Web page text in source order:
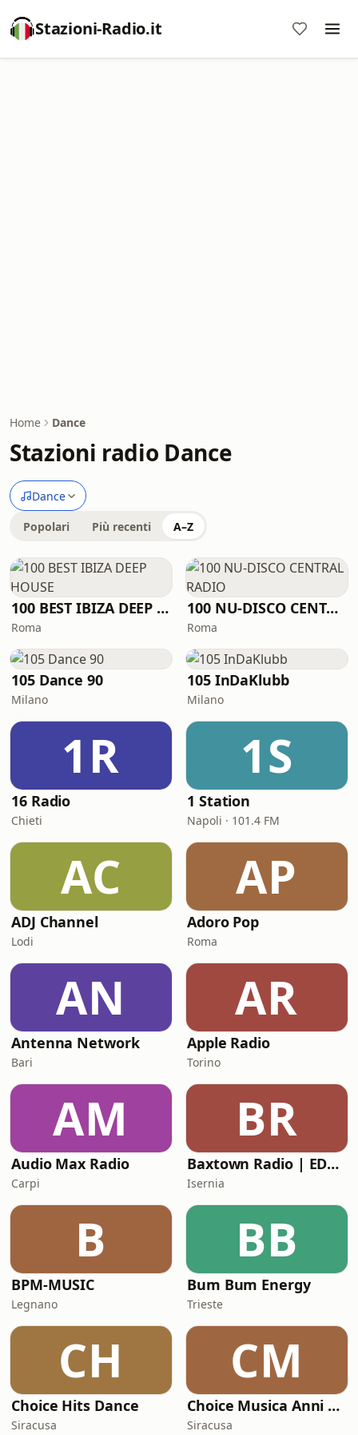
Stazioni-Radio.it
Home Dance
Stazioni radio Dance
Dance
Popolari Più recenti A–Z
100 BEST IBIZA DEEP HOUSE
Roma
100 NU-DISCO CENTRAL RADIO
Roma
105 Dance 90
Milano
105 InDaKlubb
Milano
1R
16 Radio
Chieti
1S
1 Station
Napoli · 101.4 FM
AC
ADJ Channel
Lodi
AP
Adoro Pop
Roma
AN
Antenna Network
Bari
AR
Apple Radio
Torino
AM
Audio Max Radio
Carpi
BR
Baxtown Radio | EDM - Big Room
Isernia
B
BPM-MUSIC
Legnano
BB
Bum Bum Energy
Trieste
CH
Choice Hits Dance
Siracusa
CM
Choice Musica Anni 80 Musica Italiana
Siracusa